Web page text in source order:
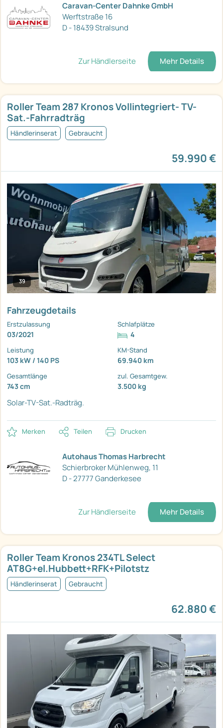
Caravan-Center Dahnke GmbH
Werftstraße 16
D - 18439 Stralsund
Zur Händlerseite Mehr Details
Roller Team 287 Kronos Vollintegriert- TV-
Sat.-Fahrradträg
Händlerinserat Gebraucht
59.990 €
39
Fahrzeugdetails
Erstzulassung
03/2021
Schlafplätze
4
Leistung
103 kW / 140 PS
KM-Stand
69.940 km
Gesamtlänge
743 cm
zul. Gesamtgew.
3.500 kg
Solar-TV-Sat.-Radträg.
Merken Teilen Drucken
Autohaus Thomas Harbrecht
Schierbroker Mühlenweg, 11
D - 27777 Ganderkesee
Zur Händlerseite Mehr Details
Roller Team Kronos 234TL Select
AT8G+el.Hubbett+RFK+Pilotstz
Händlerinserat Gebraucht
62.880 €